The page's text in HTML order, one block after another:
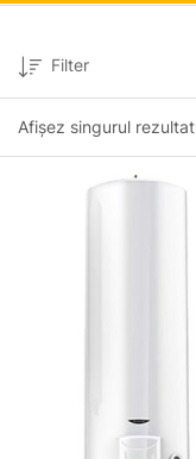
Afișez singurul rezultat
Filter